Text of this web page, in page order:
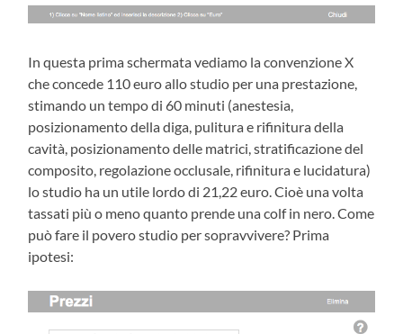
In questa prima schermata vediamo la convenzione X
che concede 110 euro allo studio per una prestazione,
stimando un tempo di 60 minuti (anestesia,
posizionamento della diga, pulitura e rifinitura della
cavità, posizionamento delle matrici, stratificazione del
composito, regolazione occlusale, rifinitura e lucidatura)
lo studio ha un utile lordo di 21,22 euro. Cioè una volta
tassati più o meno quanto prende una colf in nero. Come
può fare il povero studio per sopravvivere? Prima
ipotesi: